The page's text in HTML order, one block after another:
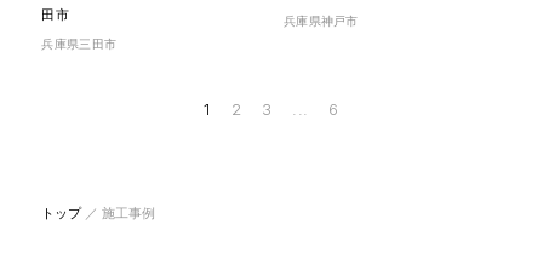
田市
兵庫県三田市
兵庫県神戸市
1 2 3 6
トップ／施工事例